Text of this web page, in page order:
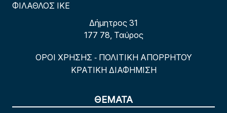
ΦΙΛΑΘΛΟΣ ΙΚΕ
Δήμητρος 31
177 78, Ταύρος
ΟΡΟΙ ΧΡΗΣΗΣ - ΠΟΛΙΤΙΚΗ ΑΠΟΡΡΗΤΟΥ
ΚΡΑΤΙΚΗ ΔΙΑΦΗΜΙΣΗ
ΘΕΜΑΤΑ